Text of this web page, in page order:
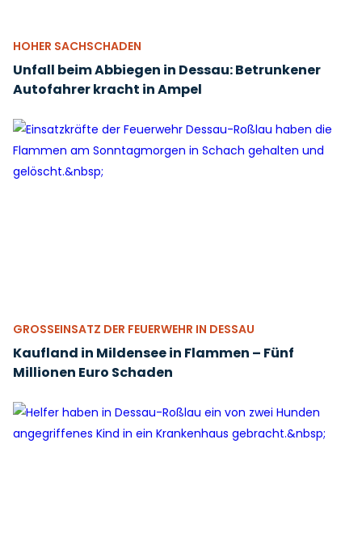
HOHER SACHSCHADEN
Unfall beim Abbiegen in Dessau: Betrunkener
Autofahrer kracht in Ampel
GROSSEINSATZ DER FEUERWEHR IN DESSAU
Kaufland in Mildensee in Flammen – Fünf
Millionen Euro Schaden